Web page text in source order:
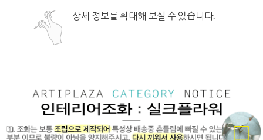
상세 정보를 확대해 보실 수 있습니다.